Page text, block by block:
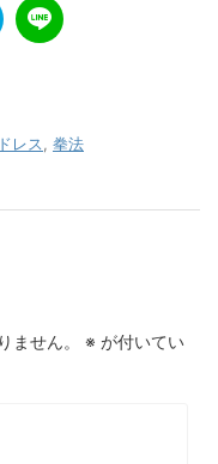
レス 拳法
ません。 ※ が付いてい